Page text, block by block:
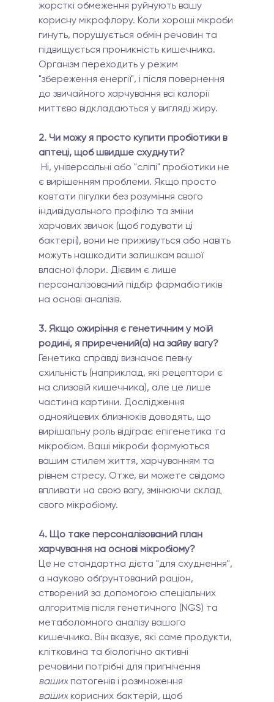
жорсткі обмеження руйнують вашу
корисну мікрофлору. Коли хороші мікроби
гинуть, порушується обмін речовин та
підвищується проникність кишечника.
Організм переходить у режим
"збереження енергії", і після повернення
до звичайного харчування всі калорії
миттєво відкладаються у вигляді жиру.
2. Чи можу я просто купити пробіотики в
аптеці, щоб швидше схуднути?
Ні, універсальні або "сліпі" пробіотики не
є вирішенням проблеми. Якщо просто
ковтати пігулки без розуміння свого
індивідуального профілю та зміни
харчових звичок (щоб годувати ці
бактерії), вони не приживуться або навіть
можуть нашкодити залишкам вашої
власної флори. Дієвим є лише
персоналізований підбір фармабіотиків
на основі аналізів.
3. Якщо ожиріння є генетичним у моїй
родині, я приречений(а) на зайву вагу?
Генетика справді визначає певну
схильність (наприклад, які рецептори є
на слизовій кишечника), але це лише
частина картини. Дослідження
однояйцевих близнюків доводять, що
вирішальну роль відіграє епігенетика та
мікробіом. Ваші мікроби формуються
вашим стилем життя, харчуванням та
рівнем стресу. Отже, ви можете свідомо
впливати на свою вагу, змінюючи склад
свого мікробіому.
4. Що таке персоналізований план
харчування на основі мікробіому?
Це не стандартна дієта "для схуднення",
а науково обґрунтований раціон,
створений за допомогою спеціальних
алгоритмів після генетичного (NGS) та
метаболомного аналізу вашого
кишечника. Він вказує, які саме продукти,
клітковина та біологічно активні
речовини потрібні для пригнічення
ваших патогенів і розмноження
ваших корисних бактерій, щоб